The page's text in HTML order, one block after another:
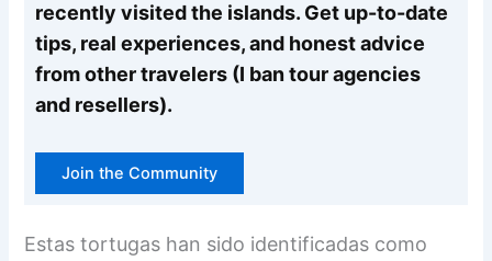
recently visited the islands. Get up-to-date
tips, real experiences, and honest advice
from other travelers (I ban tour agencies
and resellers).
Join the Community
Estas tortugas han sido identificadas como